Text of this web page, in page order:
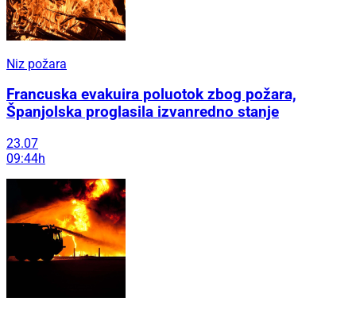
Niz požara
Francuska evakuira poluotok zbog požara,
Španjolska proglasila izvanredno stanje
23.07
09:44h